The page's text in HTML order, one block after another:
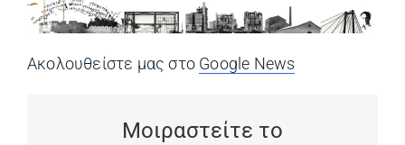
Ακολουθείστε μας στο Google News
Μοιραστείτε το